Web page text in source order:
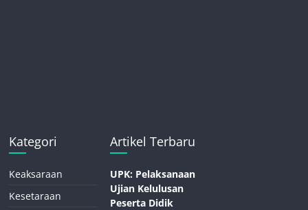
Kategori
Keaksaraan
Kesetaraan
Artikel Terbaru
UPK: Pelaksanaan
Ujian Kelulusan
Peserta Didik